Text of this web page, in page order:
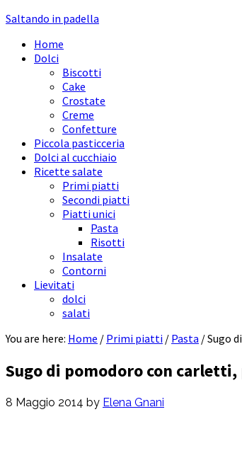
Saltando in padella
Home
Dolci
Biscotti
Cake
Crostate
Creme
Confetture
Piccola pasticceria
Dolci al cucchiaio
Ricette salate
Primi piatti
Secondi piatti
Piatti unici
Pasta
Risotti
Insalate
Contorni
Lievitati
dolci
salati
You are here: Home / Primi piatti / Pasta /Sugo
Sugo di pomodoro con
8 Maggio 2014 by Elena Gnani